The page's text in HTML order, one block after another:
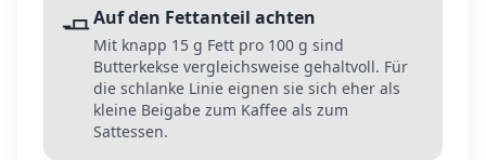
🧈Auf den Fettanteil achten
Mit knapp 15 g Fett pro 100 g sind
Butterkekse vergleichsweise gehaltvoll. Für
die schlanke Linie eignen sie sich eher als
kleine Beigabe zum Kaffee als zum
Sattessen.